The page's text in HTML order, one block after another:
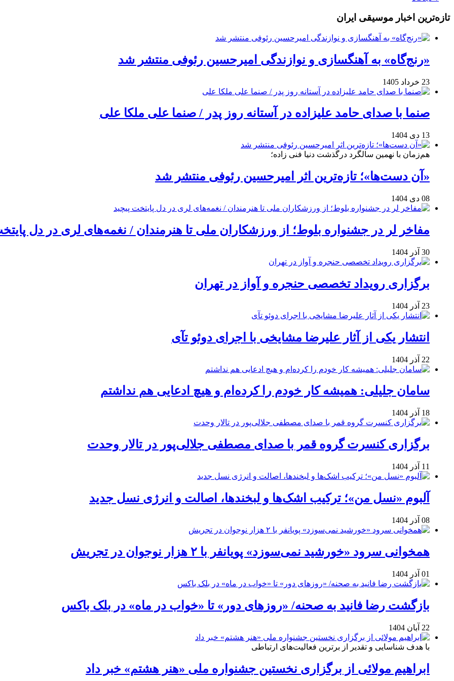
تازه‌ترین اخبار موسیقی ایران
«رنج‌گاه» به آهنگسازی و نوازندگی امیرحسین رئوفی منتشر شد
23 خرداد 1405
صنما با صدای حامد علیزاده در آستانه روز پدر / صنما علی ملکا علی
13 دی 1404
هم‌زمان با نهمین سالگرد درگذشت دنیا فنی زاده؛
«آن دست‌ها»؛ تازه‌ترین اثر امیرحسین رئوفی منتشر شد
08 دی 1404
مفاخر لر در جشنواره بلوط؛ از ورزشکاران ملی تا هنرمندان / نغمه‌های لری در دل
30 آذر 1404
برگزاری رویداد تخصصی حنجره و آواز در تهران
23 آذر 1404
انتشار یکی از آثار علیرضا مشایخی با اجرای دوئو تآی
22 آذر 1404
سامان جلیلی: همیشه کار خودم را کرده‌ام و هیچ ادعایی هم نداشتم
18 آذر 1404
برگزاری کنسرت گروه قمر با صدای مصطفی جلالی‌پور در تالار وحدت
11 آذر 1404
آلبوم «نسل من»؛ ترکیب اشک‌ها و لبخندها، اصالت و انرژی نسل جدید
08 آذر 1404
همخوانی سرود «خورشید نمی‌سوزد» پویانفر با ۲ هزار نوجوان در تجریش
01 آذر 1404
بازگشت رضا فانید به صحنه/ «روزهای دور» تا «خواب در ماه» در بلک باکس
22 آبان 1404
با هدف شناسایی و تقدیر از برترین فعالیت‌های ارتباطی
ابراهیم مولائی از برگزاری نخستین جشنواره ملی «هنر هشتم» خبر داد